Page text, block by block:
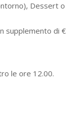
Dessert o
supplemento di €
le ore 12.00.